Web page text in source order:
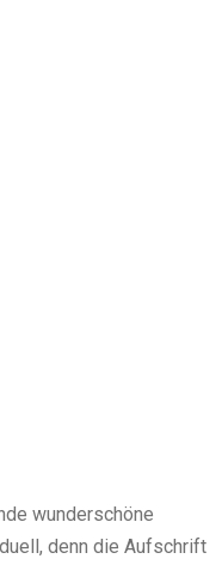
wunderschöne
denn die Aufschrift